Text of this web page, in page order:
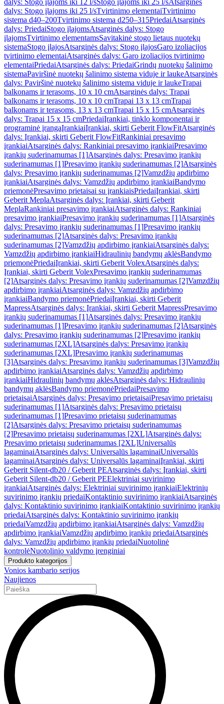
dalys: Stogo įlajoms iki 12 l/sStogo įlajoms iki 25 l/sAtsarginės
dalys: Stogo įlajoms iki 25 l/sTvirtinimo elementaiTvirtinimo
sistema d40–200Tvirtinimo sistema d250–315PriedaiAtsarginės
dalys: PriedaiStogo įlajomsAtsarginės dalys: Stogo
įlajomsTvirtinimo elementamsSavitakinė stogo lietaus nuotekų
sistemaStogo įlajosAtsarginės dalys: Stogo įlajosGaro izoliacijos
tvirtinimo elementaiAtsarginės dalys: Garo izoliacijos tvirtinimo
elementaiPriedaiAtsarginės dalys: PriedaiGrindų nuotekų šalinimo
sistemaPaviršinė nuotekų šalinimo sistema viduje ir laukeAtsarginės
dalys: Paviršinė nuotekų šalinimo sistema viduje ir laukeTrapai
balkonams ir terasoms, 10 x 10 cmAtsarginės dalys: Trapai
balkonams ir terasoms, 10 x 10 cmTrapai 13 x 13 cmTrapai
balkonams ir terasoms, 13 x 13 cmTrapai 15 x 15 cmAtsarginės
dalys: Trapai 15 x 15 cmPriedaiĮrankiai, tinklo komponentai ir
programinė įrangaĮrankiaiĮrankiai, skirti Geberit FlowFitAtsarginės
dalys: Įrankiai, skirti Geberit FlowFitRankiniai presavimo
įrankiaiAtsarginės dalys: Rankiniai presavimo įrankiaiPresavimo
įrankių suderinamumas [1]Atsarginės dalys: Presavimo įrankių
suderinamumas [1]Presavimo įrankių suderinamumas [2]Atsarginės
dalys: Presavimo įrankių suderinamumas [2]Vamzdžių apdirbimo
įrankiaiAtsarginės dalys: Vamzdžių apdirbimo įrankiaiBandymo
priemonėPresavimo prietaisai su įrankiaisPriedaiĮrankiai, skirti
Geberit MeplaAtsarginės dalys: Įrankiai, skirti Geberit
MeplaRankiniai presavimo įrankiaiAtsarginės dalys: Rankiniai
presavimo įrankiaiPresavimo įrankių suderinamumas [1]Atsarginės
dalys: Presavimo įrankių suderinamumas [1]Presavimo įrankių
suderinamumas [2]Atsarginės dalys: Presavimo įrankių
suderinamumas [2]Vamzdžių apdirbimo įrankiaiAtsarginės dalys:
Vamzdžių apdirbimo įrankiaiHidraulinių bandymų aklėsBandymo
priemonėPriedaiĮrankiai, skirti Geberit VolexAtsarginės dalys:
Įrankiai, skirti Geberit VolexPresavimo įrankių suderinamumas
[2]Atsarginės dalys: Presavimo įrankių suderinamumas [2]Vamzdžių
apdirbimo įrankiaiAtsarginės dalys: Vamzdžių apdirbimo
įrankiaiBandymo priemonėPriedaiĮrankiai, skirti Geberit
MapressAtsarginės dalys: Įrankiai, skirti Geberit MapressPresavimo
įrankių suderinamumas [1]Atsarginės dalys: Presavimo įrankių
suderinamumas [1]Presavimo įrankių suderinamumas [2]Atsarginės
dalys: Presavimo įrankių suderinamumas [2]Presavimo įrankių
suderinamumas [2XL]Atsarginės dalys: Presavimo įrankių
suderinamumas [2XL]Presavimo įrankių suderinamumas
[3]Atsarginės dalys: Presavimo įrankių suderinamumas [3]Vamzdžių
apdirbimo įrankiaiAtsarginės dalys: Vamzdžių apdirbimo
įrankiaiHidraulinių bandymų aklėsAtsarginės dalys: Hidraulinių
bandymų aklėsBandymo priemonėPriedaiPresavimo
prietaisaiAtsarginės dalys: Presavimo prietaisaiPresavimo prietaisų
suderinamumas [1]Atsarginės dalys: Presavimo prietaisų
suderinamumas [1]Presavimo prietaisų suderinamumas
[2]Atsarginės dalys: Presavimo prietaisų suderinamumas
[2]Presavimo prietaisų suderinamumas [2XL]Atsarginės dalys:
Presavimo prietaisų suderinamumas [2XL]Universalūs
lagaminaiAtsarginės dalys: Universalūs lagaminaiUniversalūs
lagaminaiAtsarginės dalys: Universalūs lagaminaiĮrankiai, skirti
Geberit Silent-db20 / Geberit PEAtsarginės dalys: Įrankiai, skirti
Geberit Silent-db20 / Geberit PEElektriniai suvirinimo
įrankiaiAtsarginės dalys: Elektriniai suvirinimo įrankiaiElektrinių
suvirinimo įrankių priedaiKontaktinio suvirinimo įrankiaiAtsarginės
dalys: Kontaktinio suvirinimo įrankiaiKontaktinio suvirinimo įrankių
priedaiAtsarginės dalys: Kontaktinio suvirinimo įrankių
priedaiVamzdžių apdirbimo įrankiaiAtsarginės dalys: Vamzdžių
apdirbimo įrankiaiVamzdžių apdirbimo įrankių priedaiAtsarginės
dalys: Vamzdžių apdirbimo įrankių priedaiNuotolinė
kontrolėNuotolinio valdymo įrenginiai
Produkto kategorijos
Vonios kambario serijos
Naujienos